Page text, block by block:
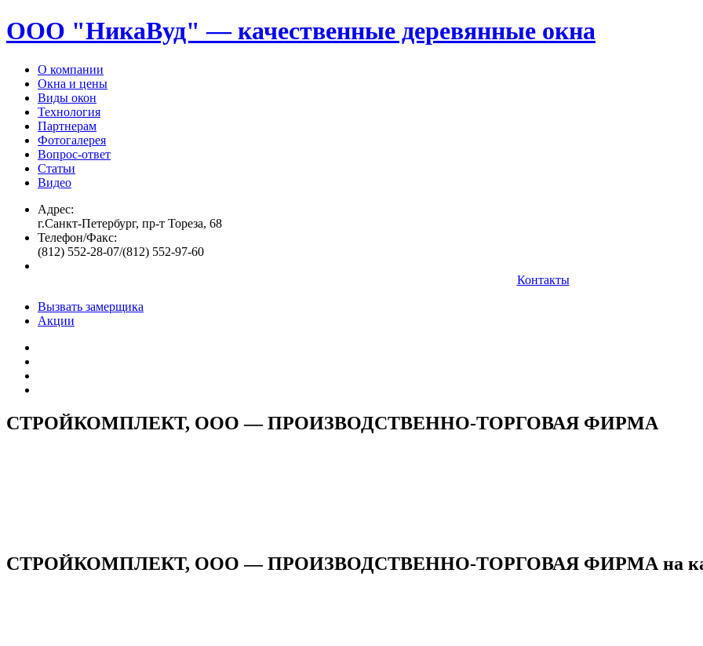
ООО "НикаВуд" — качественные деревянные окна
О компании
Окна и цены
Виды окон
Технология
Партнерам
Фотогалерея
Вопрос-ответ
Статьи
Видео
Адрес:
г.Санкт-Петербург, пр-т Тореза, 68
Телефон/Факс:
(812) 552-28-07/(812) 552-97-60
Контакты
Вызвать замерщика
Акции
СТРОЙКОМПЛЕКТ, ООО — ПРОИЗВОДСТВЕННО-ТОРГОВАЯ ФИРМА
СТРОЙКОМПЛЕКТ, ООО — ПРОИЗВОДСТВЕННО-ТОРГОВАЯ ФИРМА на